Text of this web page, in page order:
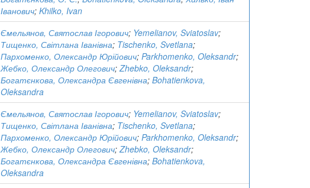
Іванович; Khilko, Ivan
Ємельянов, Святослав Ігорович; Yemelianov, Sviatoslav;
Тищенко, Світлана Іванівна; Tischenko, Svetlana;
Пархоменко, Олександр Юрійович; Parkhomenko, Oleksandr;
Жебко, Олександр Олегович;Zhebko, Oleksandr;
Богатєнкова, Олександра Євгенівна; Bohatienkova,
Oleksandra
Ємельянов, Святослав Ігорович; Yemelianov, Sviatoslav;
Тищенко, Світлана Іванівна; Tischenko, Svetlana;
Пархоменко, Олександр Юрійович; Parkhomenko, Oleksandr;
Жебко, Олександр Олегович;Zhebko, Oleksandr;
Богатєнкова, Олександра Євгенівна; Bohatienkova,
Oleksandra